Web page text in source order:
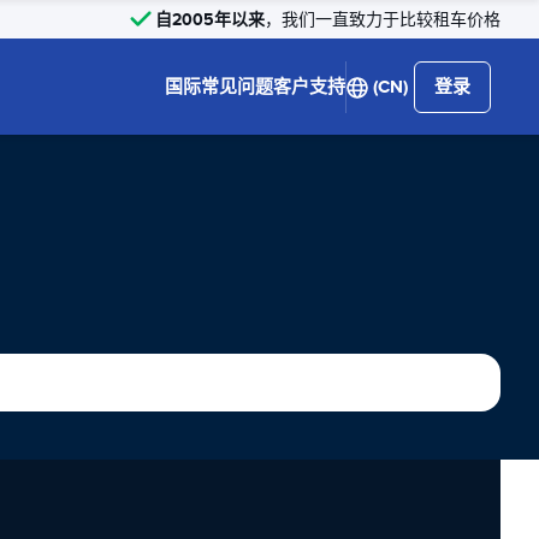
自2005年以来，我们一直致力于比较租车价格
国际常见问题客户支持 (CN) 登录